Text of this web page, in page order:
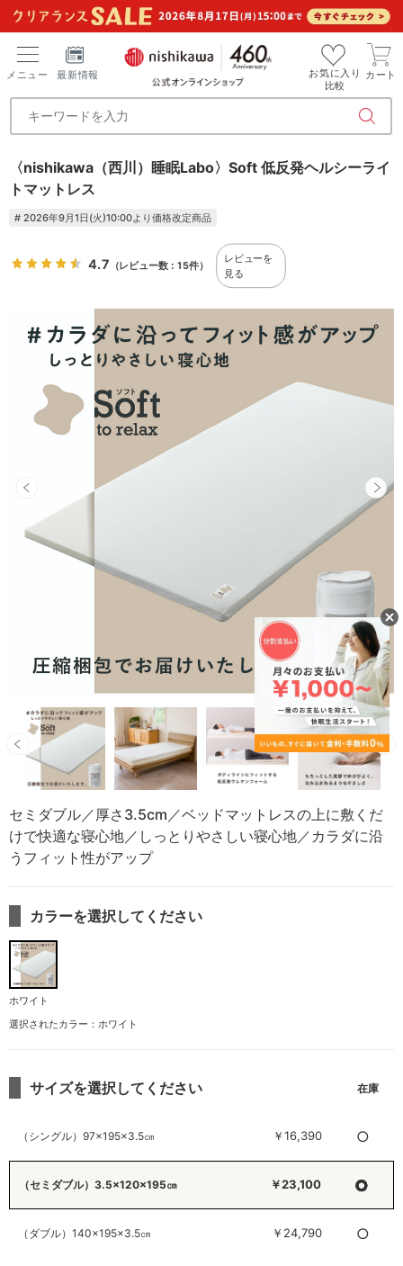
メニュー 最新情報
お気に入り
比較
カート
〈nishikawa（西川）睡眠Labo〉Soft 低反発ヘルシーライ
トマットレス
# 2026年9月1日(火)10:00より価格改定商品
4.7 （レビュー数：15件）
レビューを
見る
セミダブル／厚さ3.5cm／ベッドマットレスの上に敷くだ
けで快適な寝心地／しっとりやさしい寝心地／カラダに沿
うフィット性がアップ
カラーを選択してください
ホワイト
選択されたカラー：ホワイト
サイズを選択してください
（シングル）97×195×3.5㎝ ￥16,390 ○
（セミダブル）3.5×120×195㎝ ￥23,100 ○
（ダブル）140×195×3.5㎝ ￥24,790 ○